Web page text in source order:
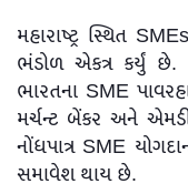
મહારાષ્ટ્ર સ્થિત
ભંડોળ એકત્ર કર્યું
ભારતના SME
મર્ચન્ટ બેંકર અને
નોંધપાત્ર SME
સમાવેશ થાય છે.